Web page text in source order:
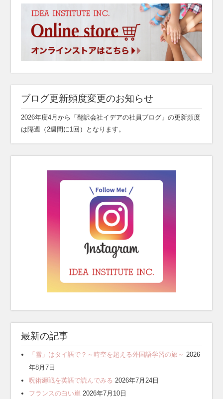
ブログ更新頻度変更のお知らせ
2026年度4月から「翻訳会社イデアの社員ブログ」の更新頻度
は隔週（2週間に1回）となります。
最新の記事
「雪」はタイ語で？～時空を超える外国語学習の旅～ 2026
年8月7日
呪術廻戦を英語で読んでみる 2026年7月24日
フランスの白い崖 2026年7月10日